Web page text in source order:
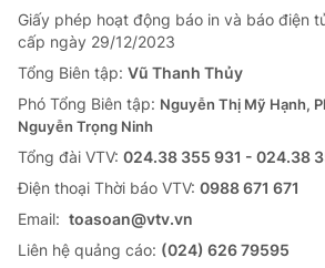
Giấy phép hoạt động báo in và báo điện
cấp ngày 29/12/2023
Tổng Biên tập: Vũ Thanh Thủy
Phó Tổng Biên tập: Nguyễn Thị Mỹ Hạnh,
Nguyễn Trọng Ninh
Tổng đài VTV: 024.38 355 931 - 024.38
Ðiện thoại Thời báo VTV: 0988 671 671
Email: toasoan@vtv.vn
Liên hệ quảng cáo: (024) 626 79595